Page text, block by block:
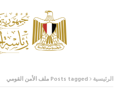
الرئيسية Posts tagged ملف الأمن القومي